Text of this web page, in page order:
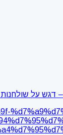
דגש על שולחנות